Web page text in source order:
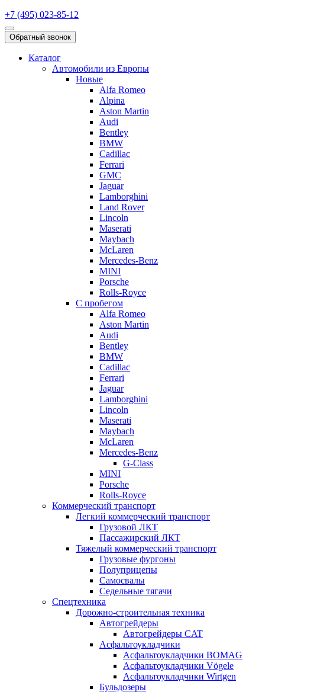
+7 (495) 023-85-12
Обратный звонок
Каталог
Автомобили из Европы
Новые
Alfa Romeo
Alpina
Aston Martin
Audi
Bentley
BMW
Cadillac
Ferrari
GMC
Jaguar
Lamborghini
Land Rover
Lincoln
Maserati
Maybach
McLaren
Mercedes-Benz
MINI
Porsche
Rolls-Royce
С пробегом
Alfa Romeo
Aston Martin
Audi
Bentley
BMW
Cadillac
Ferrari
Jaguar
Lamborghini
Lincoln
Maserati
Maybach
McLaren
Mercedes-Benz
G-Class
MINI
Porsche
Rolls-Royce
Коммерческий транспорт
Легкий коммерческий транспорт
Грузовой ЛКТ
Пассажирский ЛКТ
Тяжелый коммерческий транспорт
Грузовые фургоны
Полуприцепы
Самосвалы
Седельные тягачи
Спецтехника
Дорожно-строительная техника
Автогрейдеры
Автогрейдеры CAT
Асфальтоукладчики
Асфальтоукладчики BOMAG
Асфальтоукладчики Vögele
Асфальтоукладчики Wirtgen
Бульдозеры